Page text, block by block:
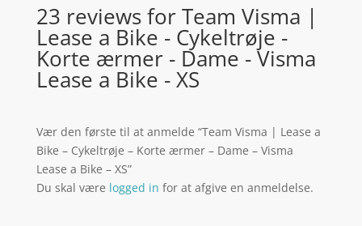
23 reviews forTeam Visma |
Lease a Bike - Cykeltrøje -
Korte ærmer - Dame - Visma
Lease a Bike - XS
Vær den første til at anmelde “Team Visma | Lease a
Bike – Cykeltrøje – Korte ærmer – Dame – Visma
Lease a Bike – XS”
Du skal være logged in for at afgive en anmeldelse.